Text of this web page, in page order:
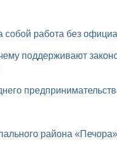
собой работа без
района